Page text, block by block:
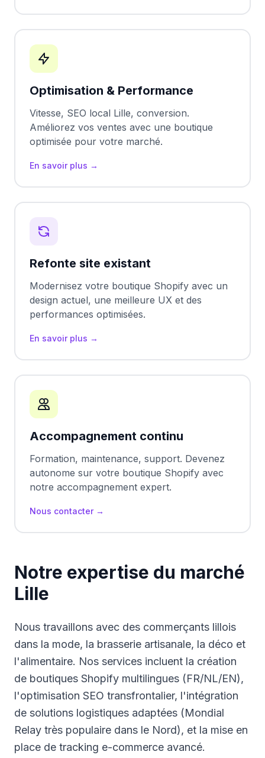
Optimisation & Performance
Vitesse, SEO local Lille, conversion.
Améliorez vos ventes avec une boutique
optimisée pour votre marché.
En savoir plus →
Refonte site existant
Modernisez votre boutique Shopify avec un
design actuel, une meilleure UX et des
performances optimisées.
En savoir plus →
Accompagnement continu
Formation, maintenance, support. Devenez
autonome sur votre boutique Shopify avec
notre accompagnement expert.
Nous contacter →
Notre expertise du marché
Lille
Nous travaillons avec des commerçants lillois
dans la mode, la brasserie artisanale, la déco et
l'alimentaire. Nos services incluent la création
de boutiques Shopify multilingues (FR/NL/EN),
l'optimisation SEO transfrontalier, l'intégration
de solutions logistiques adaptées (Mondial
Relay très populaire dans le Nord), et la mise en
place de tracking e-commerce avancé.